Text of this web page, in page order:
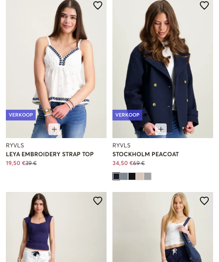
VERKOOP
RYVLS
LEYA EMBROIDERY STRAP TOP
19,50 €39 €
VERKOOP
RYVLS
STOCKHOLM PEACOAT
34,50 €69 €